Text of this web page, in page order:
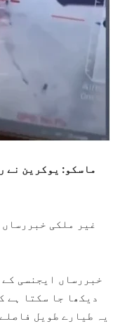
ماسکو: یوکرین نے
غیر ملکی
خبررساں ایجنسی
دیکھا جا سکتا ہے
یہ طیارے طویل